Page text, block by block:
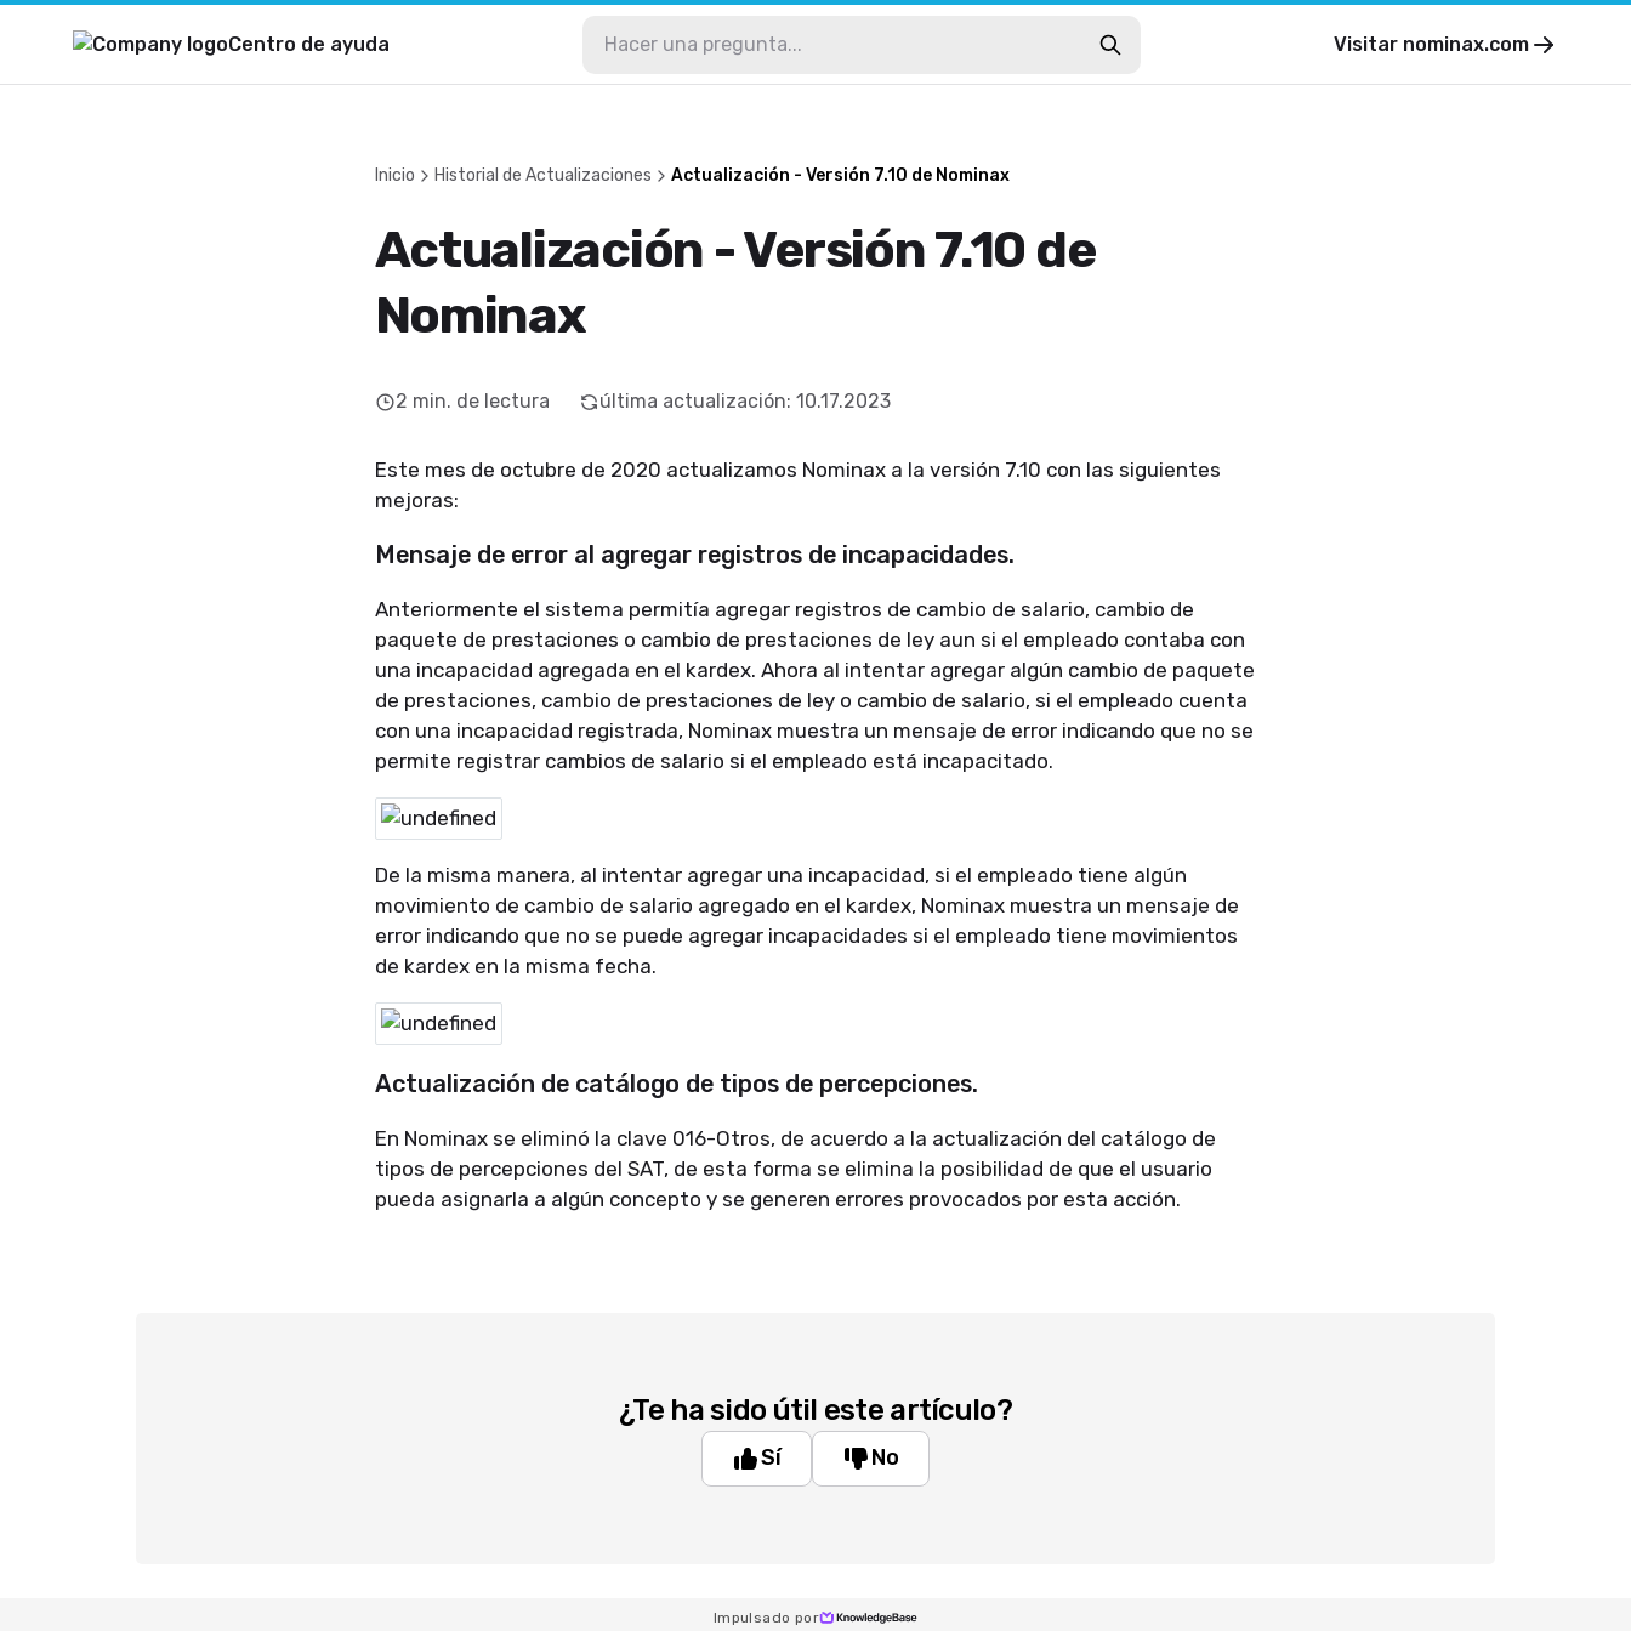
Centro de ayuda Visitar nominax.com
Inicio Historial de Actualizaciones Actualización - Versión 7.10 de Nominax
Actualización - Versión 7.10 de
Nominax
2 min. de lectura última actualización: 10.17.2023
Este mes de octubre de 2020 actualizamos Nominax a la versión 7.10 con las siguientes
mejoras:
Mensaje de error al agregar registros de incapacidades.
Anteriormente el sistema permitía agregar registros de cambio de salario, cambio de
paquete de prestaciones o cambio de prestaciones de ley aun si el empleado contaba con
una incapacidad agregada en el kardex. Ahora al intentar agregar algún cambio de paquete
de prestaciones, cambio de prestaciones de ley o cambio de salario, si el empleado cuenta
con una incapacidad registrada, Nominax muestra un mensaje de error indicando que no se
permite registrar cambios de salario si el empleado está incapacitado.
De la misma manera, al intentar agregar una incapacidad, si el empleado tiene algún
movimiento de cambio de salario agregado en el kardex, Nominax muestra un mensaje de
error indicando que no se puede agregar incapacidades si el empleado tiene movimientos
de kardex en la misma fecha.
Actualización de catálogo de tipos de percepciones.
En Nominax se eliminó la clave 016-Otros, de acuerdo a la actualización del catálogo de
tipos de percepciones del SAT, de esta forma se elimina la posibilidad de que el usuario
pueda asignarla a algún concepto y se generen errores provocados por esta acción.
¿Te ha sido útil este artículo?
Sí No
Impulsado por